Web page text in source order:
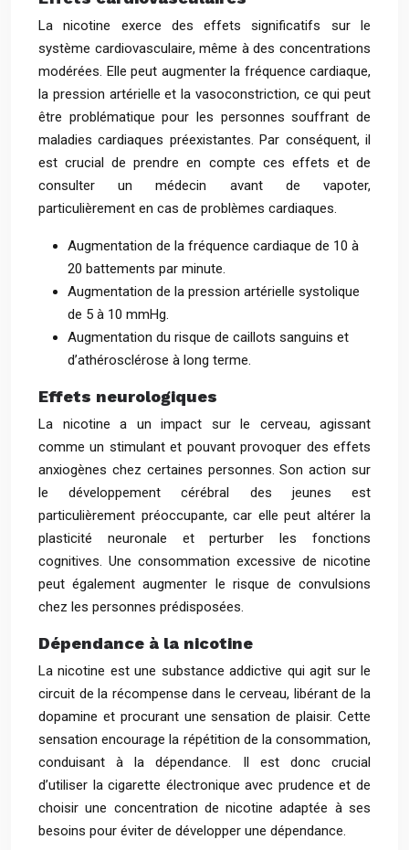
La nicotine exerce des effets significatifs sur le
système cardiovasculaire, même à des concentrations
modérées. Elle peut augmenter la fréquence cardiaque,
la pression artérielle et la vasoconstriction, ce qui peut
être problématique pour les personnes souffrant de
maladies cardiaques préexistantes. Par conséquent, il
est crucial de prendre en compte ces effets et de
consulter un médecin avant de vapoter,
particulièrement en cas de problèmes cardiaques.
Augmentation de la fréquence cardiaque de 10 à
20 battements par minute.
Augmentation de la pression artérielle systolique
de 5 à 10 mmHg.
Augmentation du risque de caillots sanguins et
d’athérosclérose à long terme.
Effets neurologiques
La nicotine a un impact sur le cerveau, agissant
comme un stimulant et pouvant provoquer des effets
anxiogènes chez certaines personnes. Son action sur
le développement cérébral des jeunes est
particulièrement préoccupante, car elle peut altérer la
plasticité neuronale et perturber les fonctions
cognitives. Une consommation excessive de nicotine
peut également augmenter le risque de convulsions
chez les personnes prédisposées.
Dépendance à la nicotine
La nicotine est une substance addictive qui agit sur le
circuit de la récompense dans le cerveau, libérant de la
dopamine et procurant une sensation de plaisir. Cette
sensation encourage la répétition de la consommation,
conduisant à la dépendance. Il est donc crucial
d’utiliser la cigarette électronique avec prudence et de
choisir une concentration de nicotine adaptée à ses
besoins pour éviter de développer une dépendance.